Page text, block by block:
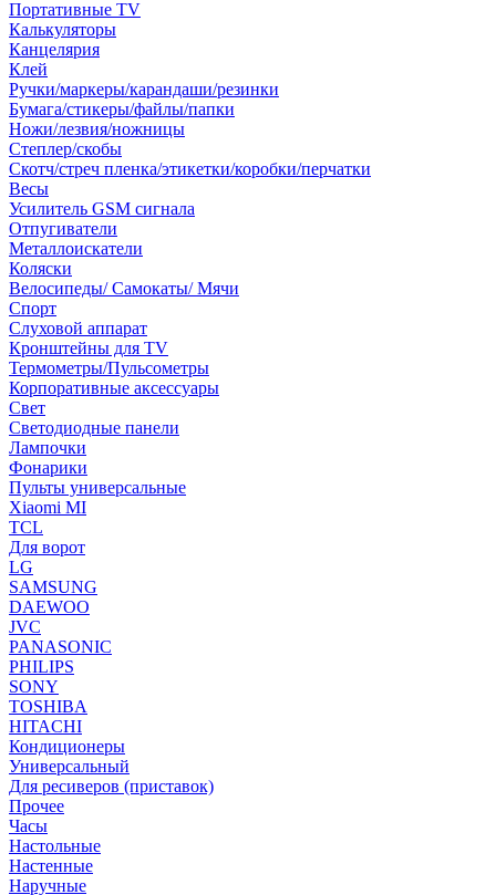
Портативные TV
Калькуляторы
Канцелярия
Клей
Ручки/маркеры/карандаши/резинки
Бумага/стикеры/файлы/папки
Ножи/лезвия/ножницы
Степлер/скобы
Скотч/стреч пленка/этикетки/коробки/перчатки
Весы
Усилитель GSM сигнала
Отпугиватели
Металлоискатели
Коляски
Велосипеды/ Самокаты/ Мячи
Спорт
Слуховой аппарат
Кронштейны для TV
Термометры/Пульсометры
Корпоративные аксессуары
Свет
Светодиодные панели
Лампочки
Фонарики
Пульты универсальные
Xiaomi MI
TCL
Для ворот
LG
SAMSUNG
DAEWOO
JVC
PANASONIC
PHILIPS
SONY
TOSHIBA
HITACHI
Кондиционеры
Универсальный
Для ресиверов (приставок)
Прочее
Часы
Настольные
Настенные
Наручные